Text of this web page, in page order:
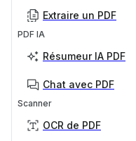
Extraire un PDF
PDF IA
Résumeur IA PDF
Chat avec PDF
Scanner
OCR de PDF